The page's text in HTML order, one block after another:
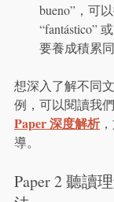
bueno”，可
“fantástico”
要養成積累
想深入了解不同
例，可以閱讀我
Paper 深度解析
導。
Paper 2 聽讀